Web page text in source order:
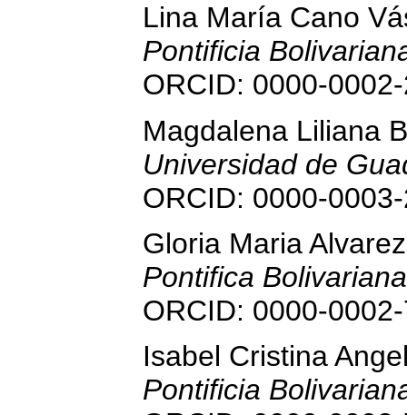
Lina María Cano
Pontificia
ORCID: 0000-
Magdalena Liliana
Universidad de
ORCID: 0000-
Gloria Maria
Pontifica
ORCID: 0000-
Isabel Cristina
Pontificia